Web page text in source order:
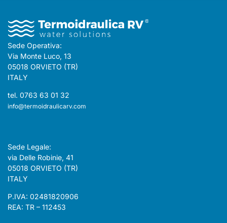
Sede Operativa:
Via Monte Luco, 13
05018 ORVIETO (TR)
ITALY
tel. 0763 63 01 32
info@termoidraulicarv.com
Sede Legale:
via Delle Robinie, 41
05018 ORVIETO (TR)
ITALY
P.IVA: 02481820906
REA: TR – 112453